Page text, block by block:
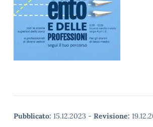
Pubblicato: 15.12.2023 - Revisione: